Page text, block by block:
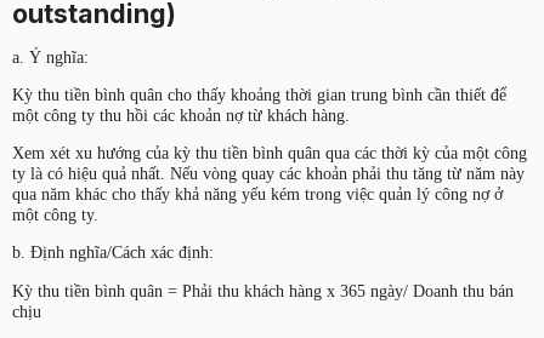
outstanding)
a. Ý nghĩa:
Kỳ thu tiền bình quân cho thấy khoảng thời gian trung bình cần thiết để
một công ty thu hồi các khoản nợ từ khách hàng.
Xem xét xu hướng của kỳ thu tiền bình quân qua các thời kỳ của một công
ty là có hiệu quả nhất. Nếu vòng quay các khoản phải thu tăng từ năm này
qua năm khác cho thấy khả năng yếu kém trong việc quản lý công nợ ở
một công ty.
b. Định nghĩa/Cách xác định:
Kỳ thu tiền bình quân = Phải thu khách hàng x 365 ngày/ Doanh thu bán
chịu